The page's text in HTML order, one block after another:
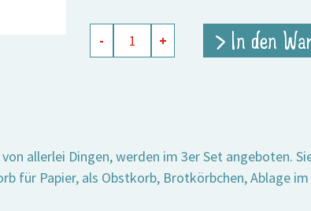
Körbchen
rechteckig
- + > In den
allerlei Dingen, werden im 3er Set angeboten.
für Papier, als Obstkorb, Brotkörbchen, Ablage